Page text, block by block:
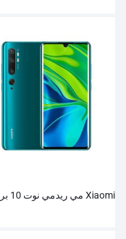
Xiaomi مي ريدمي نوت 10 برو